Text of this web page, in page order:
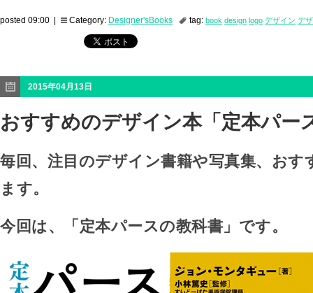
posted 09:00 | Category: Designer'sBooks tag: book design logo デザイン デ
2015年04月13日
おすすめのデザイン本「定本パー
毎回、注目のデザイン書籍や写真集、おす
ます。
今回は、「定本パースの教科書」です。